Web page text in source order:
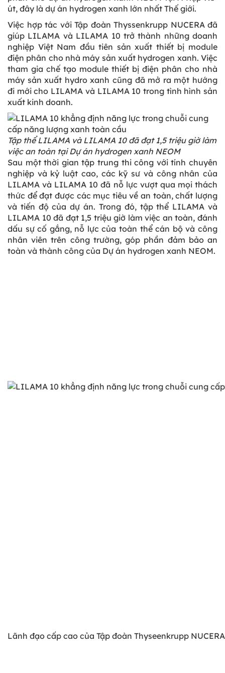
út, đây là dự án hydrogen xanh lớn nhất Thế giới.
Việc hợp tác với Tập đoàn Thyssenkrupp NUCERA đã
giúp LILAMA và LILAMA 10 trở thành những doanh
nghiệp Việt Nam đầu tiên sản xuất thiết bị module
điện phân cho nhà máy sản xuất hydrogen xanh. Việc
tham gia chế tạo module thiết bị điện phân cho nhà
máy sản xuất hydro xanh cũng đã mở ra một hướng
đi mới cho LILAMA và LILAMA 10 trong tình hình sản
xuất kinh doanh.
Tập thể LILAMA và LILAMA 10 đã đạt 1,5 triệu giờ làm
việc an toàn tại Dự án hydrogen xanh NEOM
Sau một thời gian tập trung thi công với tính chuyên
nghiệp và kỷ luật cao, các kỹ sư và công nhân của
LILAMA và LILAMA 10 đã nỗ lực vượt qua mọi thách
thức để đạt được các mục tiêu về an toàn, chất lượng
và tiến độ của dự án. Trong đó, tập thể LILAMA và
LILAMA 10 đã đạt 1,5 triệu giờ làm việc an toàn, đánh
dấu sự cố gắng, nỗ lực của toàn thể cán bộ và công
nhân viên trên công trường, góp phần đảm bảo an
toàn và thành công của Dự án hydrogen xanh NEOM.
Lãnh đạo cấp cao của Tập đoàn Thyseenkrupp